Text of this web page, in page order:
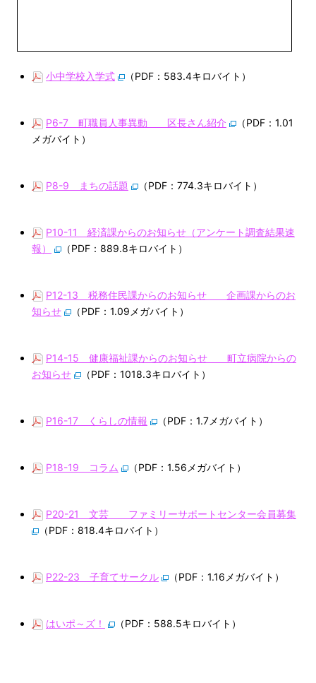
小中学校入学式 （PDF：583.4キロバイト）
P6-7 町職員人事異動 区長さん紹介
（PDF：1.01
メガバイト）
P8-9 まちの話題 （PDF：774.3キロバイト）
P10-11 経済課からのお知らせ（アンケート調査結果速
報）
（PDF：889.8キロバイト）
P12-13 税務住民課からのお知らせ 企画課からのお
知らせ
（PDF：1.09メガバイト）
P14-15 健康福祉課からのお知らせ 町立病院からの
お知らせ
（PDF：1018.3キロバイト）
P16-17 くらしの情報 （PDF：1.7メガバイト）
P18-19 コラム （PDF：1.56メガバイト）
P20-21 文芸 ファミリーサポートセンター会員募集
（PDF：818.4キロバイト）
P22-23 子育てサークル （PDF：1.16メガバイト）
はいポ～ズ！ （PDF：588.5キロバイト）